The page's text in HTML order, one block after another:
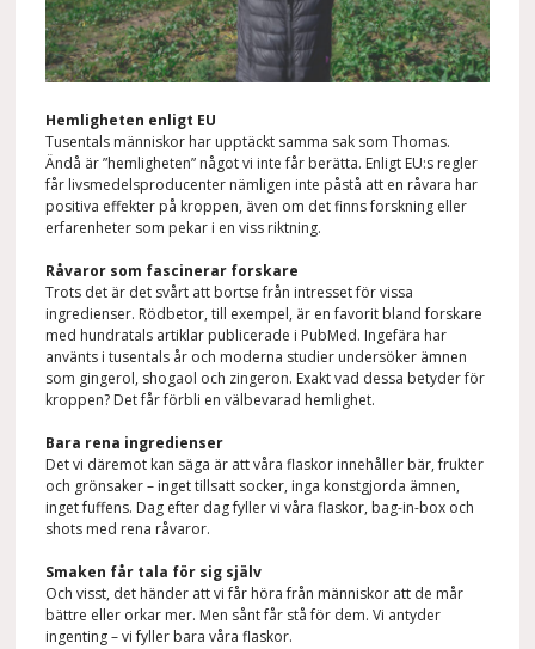
Hemligheten enligt EU
Tusentals människor har upptäckt samma sak som Thomas.
Ändå är ”hemligheten” något vi inte får berätta. Enligt EU:s regler
får livsmedelsproducenter nämligen inte påstå att en råvara har
positiva effekter på kroppen, även om det finns forskning eller
erfarenheter som pekar i en viss riktning.
Råvaror som fascinerar forskare
Trots det är det svårt att bortse från intresset för vissa
ingredienser. Rödbetor, till exempel, är en favorit bland forskare
med hundratals artiklar publicerade i PubMed. Ingefära har
använts i tusentals år och moderna studier undersöker ämnen
som gingerol, shogaol och zingeron. Exakt vad dessa betyder för
kroppen? Det får förbli en välbevarad hemlighet.
Bara rena ingredienser
Det vi däremot kan säga är att våra flaskor innehåller bär, frukter
och grönsaker – inget tillsatt socker, inga konstgjorda ämnen,
inget fuffens. Dag efter dag fyller vi våra flaskor, bag-in-box och
shots med rena råvaror.
Smaken får tala för sig själv
Och visst, det händer att vi får höra från människor att de mår
bättre eller orkar mer. Men sånt får stå för dem. Vi antyder
ingenting – vi fyller bara våra flaskor.